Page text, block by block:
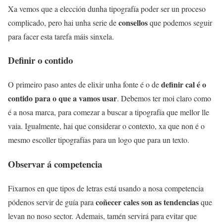
Xa vemos que a elección dunha tipografía poder ser un proceso
complicado, pero hai unha serie deconsellosque podemos seguir
para facer esta tarefa máis sinxela.
Definir o contido
O primeiro paso antes de elixir unha fonte é o dedefinir cal é o
contido para o que a vamos usar. Debemos ter moi claro como
é a nosa marca, para comezar a buscar a tipografía que mellor lle
vaia. Igualmente, hai que considerar o contexto, xa que non é o
mesmo escoller tipografías para un logo que para un texto.
Observar á competencia
Fixarnos en que tipos de letras está usando a nosa competencia
pódenos servir de guía para coñecer cales son as tendenciasque
levan no noso sector. Ademais, tamén servirá para evitar que